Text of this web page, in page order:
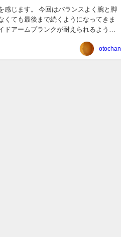
感じます。 今回はバランスよく腕と脚
くても最後まで続くようになってきま
アームプランクが耐えられるように
otochan